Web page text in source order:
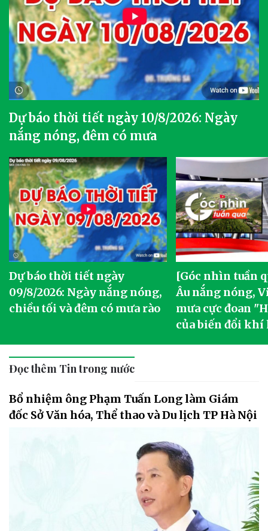
Dự báo thời tiết ngày 10/8/2026: Ngày
nắng nóng, đêm có mưa
Dự báo thời tiết ngày
09/8/2026: Ngày nắng nóng,
chiều tối và đêm có mưa rào
[Góc nhìn tuần
Âu nắng nóng,
mưa cực đoan
của biến đổi khí
Đọc thêm Tin trong nước
Bổ nhiệm ông Phạm Tuấn Long làm Giám
đốc Sở Văn hóa, Thể thao và Du lịch TP Hà Nội